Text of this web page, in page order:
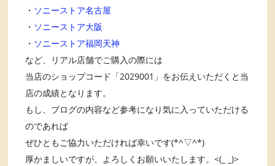
・ ソニーストア名古屋
・ ソニーストア大阪
・ ソニーストア福岡天神
など、リアル店舗でご購入の際には
当店のショップコード「2029001」をお伝えいただくと当
店の成績となります。
もし、ブログの内容など参考になり気に入っていただける
のであれば
ぜひともご協力いただければ幸いです(*^▽^*)
厚かましいですが、よろしくお願いいたします。<(_ _)>